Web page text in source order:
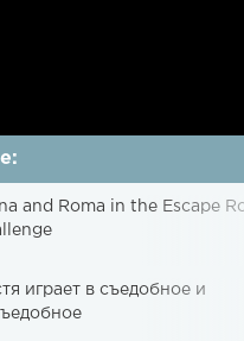
and Roma in the Escape
играет в съедобное и